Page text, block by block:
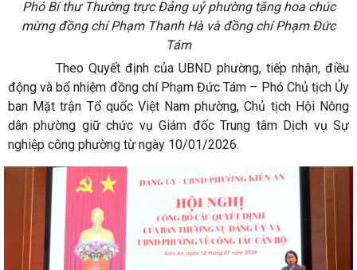
Phó Bí thư Thường trực Đảng uỷ phường tặng hoa chúc
mừng đồng chí Phạm Thanh Hà và đồng chí Phạm Đức
Tám
Theo Quyết định của UBND phường, tiếp nhận, điều
động và bổ nhiệm đồng chí Phạm Đức Tám – Phó Chủ tịch Ủy
ban Mặt trận Tổ quốc Việt Nam phường, Chủ tịch Hội Nông
dân phường giữ chức vụ Giám đốc Trung tâm Dịch vụ Sự
nghiệp công phường từ ngày 10/01/2026.